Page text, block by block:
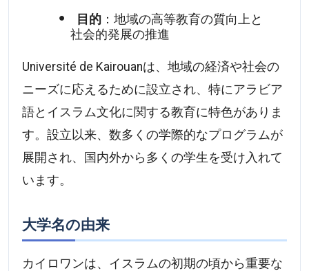
目的：地域の高等教育の質向上と
社会的発展の推進
Université de Kairouanは、地域の経済や社会の
ニーズに応えるために設立され、特にアラビア
語とイスラム文化に関する教育に特色がありま
す。設立以来、数多くの学際的なプログラムが
展開され、国内外から多くの学生を受け入れて
います。
大学名の由来
カイロワンは、イスラムの初期の頃から重要な